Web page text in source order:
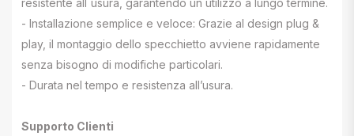
- Installazione semplice e veloce: Grazie al design plug &
play, il montaggio dello specchietto avviene rapidamente
senza bisogno di modifiche particolari.
- Durata nel tempo e resistenza all’usura.
Supporto Clienti